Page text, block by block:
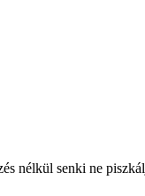
nélkül senki ne